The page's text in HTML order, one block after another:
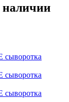
сыворотка
сыворотка
сыворотка